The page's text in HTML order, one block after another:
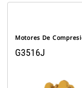
Motores De
G3516J